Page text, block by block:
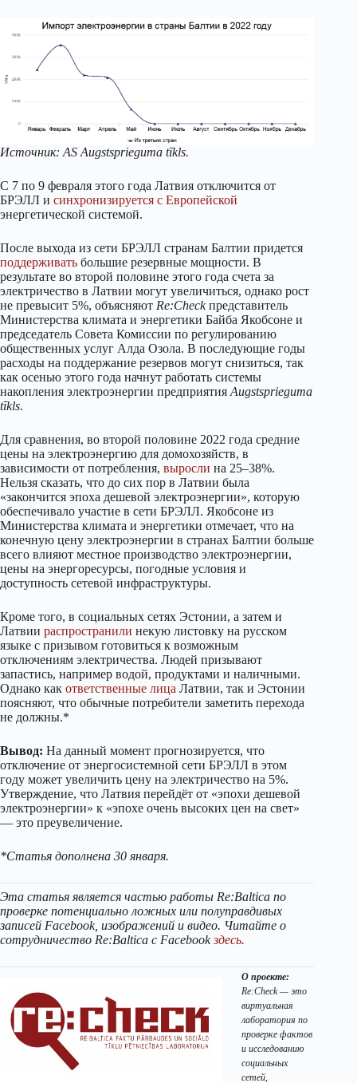
Источник: AS Augstsprieguma tīkls.
С 7 по 9 февраля этого года Латвия отключится от
БРЭЛЛ и синхронизируется с Европейской
энергетической системой.
После выхода из сети БРЭЛЛ странам Балтии придется
поддерживать большие резервные мощности. В
результате во второй половине этого года счета за
электричество в Латвии могут увеличиться, однако рост
не превысит 5%, объясняют Re:Checkпредставитель
Министерства климата и энергетики Байба Якобсоне и
председатель Совета Комиссии по регулированию
общественных услуг Алда Озола. В последующие годы
расходы на поддержание резервов могут снизиться, так
как осенью этого года начнут работать системы
накопления электроэнергии предприятия Augstsprieguma
tīkls.
Для сравнения, во второй половине 2022 года средние
цены на электроэнергию для домохозяйств, в
зависимости от потребления, выросли на 25–38%.
Нельзя сказать, что до сих пор в Латвии была
«закончится эпоха дешевой электроэнергии», которую
обеспечивало участие в сети БРЭЛЛ. Якобсоне из
Министерства климата и энергетики отмечает, что на
конечную цену электроэнергии в странах Балтии больше
всего влияют местное производство электроэнергии,
цены на энергоресурсы, погодные условия и
доступность сетевой инфраструктуры.
Кроме того, в социальных сетях Эстонии, а затем и
Латвии распространили некую листовку на русском
языке с призывом готовиться к возможным
отключениям электричества. Людей призывают
запастись, например водой, продуктами и наличными.
Однако как ответственные лица Латвии, так и Эстонии
поясняют, что обычные потребители заметить перехода
не должны.*
Вывод: На данный момент прогнозируется, что
отключение от энергосистемной сети БРЭЛЛ в этом
году может увеличить цену на электричество на 5%.
Утверждение, что Латвия перейдёт от «эпохи дешевой
электроэнергии» к «эпохе очень высоких цен на свет»
–– это преувеличение.
*Статья дополнена 30 января.
Эта статья является частью работы Re:Baltica по
проверке потенциально ложных или полуправдивых
записей Facebook, изображений и видео. Читайте о
сотрудничество Re:Baltica с Facebookздесь.
О проекте:
Re:Check — это
виртуальная
лаборатория по
проверке фактов
и исследованию
социальных
сетей,